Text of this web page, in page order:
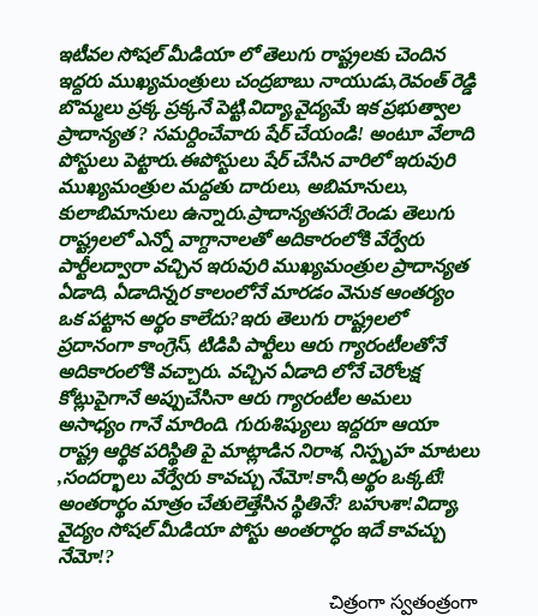
ఇటీవల సోషల్ మీడియా లో తెలుగు రాష్ట్రలకు చెందిన
ఇద్దరు ముఖ్యమంత్రులు చంద్రబాబు నాయుడు,రెవంత్ రెడ్డి
బొమ్మలు ప్రక్క ప్రక్కనే పెట్టి,విద్యా,వైద్యమే ఇక ప్రభుత్వాల
ప్రాదాన్యత ? సమర్దించేవారు షేర్ చేయండి! అంటూ వేలాది
పోస్టులు పెట్టారు.ఈపోస్టులు షేర్ చేసిన వారిలో ఇరువురి
ముఖ్యమంత్రుల మద్దతు దారులు, అబిమానులు,
కులాబిమానులు ఉన్నారు.ప్రాదాన్యతసరే!రెండు తెలుగు
రాష్ట్రలలో ఎన్నో వాగ్దానాలతో అదికారంలోకి వేర్వేరు
పార్టీలద్వారా వచ్చిన ఇరువురి ముఖ్యమంత్రుల ప్రాదాన్యత
ఏడాది, ఏడాదిన్నర కాలంలోనే మారడం వెనుక ఆంతర్యం
ఒక పట్టాన అర్థం కాలేదు?ఇరు తెలుగు రాష్ట్రలలో
ప్రదానంగా కాంగ్రెస్, టిడిపి పార్టీలు ఆరు గ్యారంటీలతోనే
అదికారంలోకి వచ్చారు. వచ్చిన ఏడాది లోనే చెరోలక్ష
కోట్లుపైగానే అప్పుచేసినా ఆరు గ్యారంటీల అమలు
అసాధ్యం గానే మారింది. గురుశిష్యులు ఇద్దరూ ఆయా
రాష్ట్ర ఆర్థిక పరిస్థితి పై మాట్లాడిన నిరాశ, నిస్పృహ మాటలు
,సందర్భాలు వేర్వేరు కావచ్చు నేమో!కానీ,అర్థం ఒక్కటే!
అంతరార్థం మాత్రం చేతులెత్తేసిన స్థితినే? బహుశా!విద్యా,
వైద్యం సోషల్ మీడియా పోస్టు అంతరార్ధం ఇదే కావచ్చు
నేమో!?
చిత్రంగా స్వతంత్రంగా